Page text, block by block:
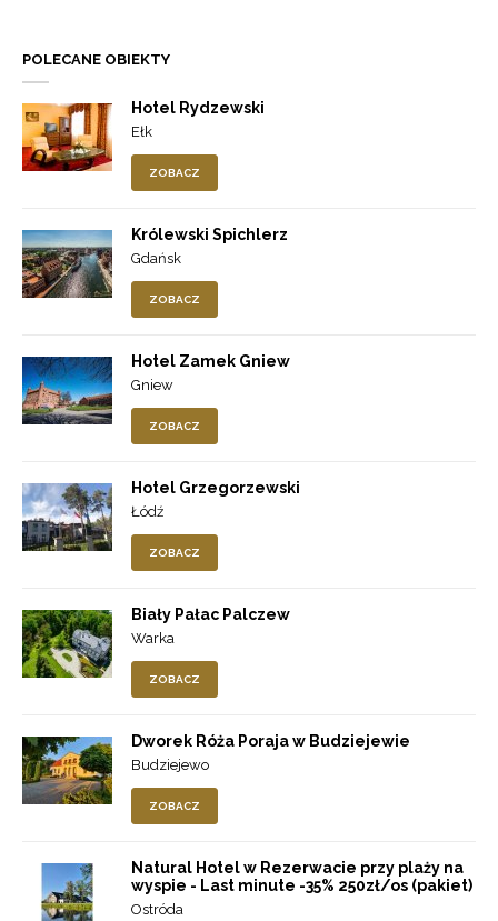
POLECANE OBIEKTY
Hotel Rydzewski
Ełk
ZOBACZ
Królewski Spichlerz
Gdańsk
ZOBACZ
Hotel Zamek Gniew
Gniew
ZOBACZ
Hotel Grzegorzewski
Łódź
ZOBACZ
Biały Pałac Palczew
Warka
ZOBACZ
Dworek Róża Poraja w Budziejewie
Budziejewo
ZOBACZ
Natural Hotel w Rezerwacie przy plaży na
wyspie - Last minute -35% 250zł/os (pakiet)
Ostróda